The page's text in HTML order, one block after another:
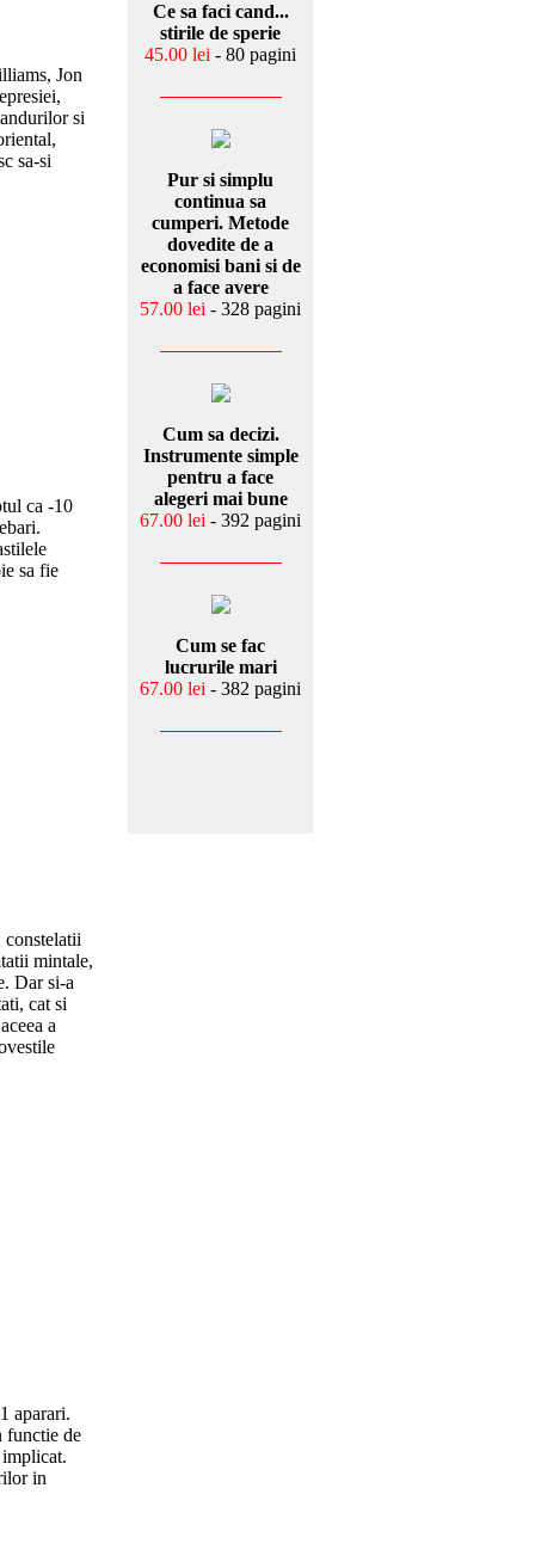
Jon
si
sa-si
ca -10
sa fie
constelatii
mintale,
Dar si-a
cat si
a
aparari.
functie de
in
Ce sa faci cand...
stirile de sperie
45.00 lei - 80 pagini
Pur si simplu
continua sa
cumperi. Metode
dovedite de a
economisi bani si de
a face avere
57.00 lei - 328 pagini
Cum sa decizi.
Instrumente simple
pentru a face
alegeri mai bune
67.00 lei - 392 pagini
Cum se fac
lucrurile mari
67.00 lei - 382 pagini